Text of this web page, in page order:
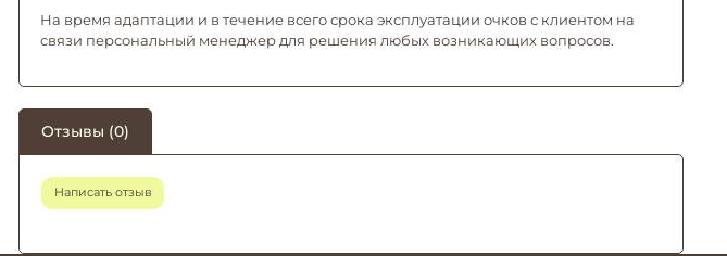
На время адаптации и в течение всего срока эксплуатации очков с клиентом на
связи персональный менеджер для решения любых возникающих вопросов.
Отзывы (0)
Написать отзыв